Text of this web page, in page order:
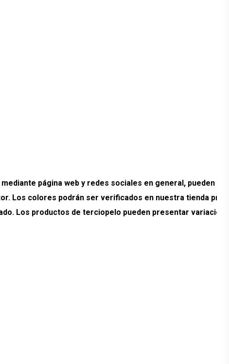
mediante página web y redes sociales en general, pueden
Los colores podrán ser verificados en nuestra tienda
Los productos de terciopelo pueden presentar